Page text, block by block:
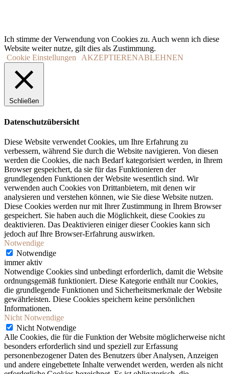
Ich stimme der Verwendung von Cookies zu. Auch wenn ich diese
Website weiter nutze, gilt dies als Zustimmung.
Cookie Einstellungen
AKZEPTIERENABLEHNEN
Schließen
Datenschutzübersicht
Diese Website verwendet Cookies, um Ihre Erfahrung zu
verbessern, während Sie durch die Website navigieren. Von diesen
werden die Cookies, die nach Bedarf kategorisiert werden, in Ihrem
Browser gespeichert, da sie für das Funktionieren der
grundlegenden Funktionen der Website wesentlich sind. Wir
verwenden auch Cookies von Drittanbietern, mit denen wir
analysieren und verstehen können, wie Sie diese Website nutzen.
Diese Cookies werden nur mit Ihrer Zustimmung in Ihrem Browser
gespeichert. Sie haben auch die Möglichkeit, diese Cookies zu
deaktivieren. Das Deaktivieren einiger dieser Cookies kann sich
jedoch auf Ihre Browser-Erfahrung auswirken.
Notwendige
Notwendige
immer aktiv
Notwendige Cookies sind unbedingt erforderlich, damit die Website
ordnungsgemäß funktioniert. Diese Kategorie enthält nur Cookies,
die grundlegende Funktionen und Sicherheitsmerkmale der Website
gewährleisten. Diese Cookies speichern keine persönlichen
Informationen.
Nicht Notwendige
Nicht Notwendige
Alle Cookies, die für die Funktion der Website möglicherweise nicht
besonders erforderlich sind und speziell zur Erfassung
personenbezogener Daten des Benutzers über Analysen, Anzeigen
und andere eingebettete Inhalte verwendet werden, werden als nicht